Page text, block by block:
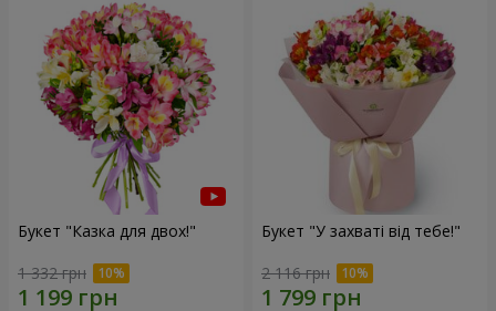
Букет "Казка для двох!"
1 332 грн
Букет "У захваті від тебе!"
2 116 грн